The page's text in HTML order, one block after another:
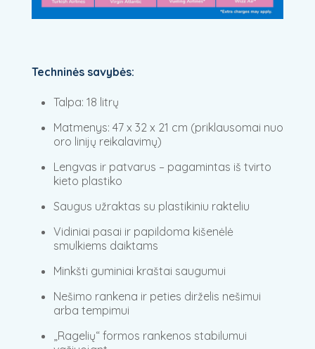
Techninės savybės:
Talpa: 18 litrų
Matmenys: 47 x 32 x 21 cm (priklausomai nuo
oro linijų reikalavimų)
Lengvas ir patvarus – pagamintas iš tvirto
kieto plastiko
Saugus užraktas su plastikiniu rakteliu
Vidiniai pasai ir papildoma kišenėlė
smulkiems daiktams
Minkšti guminiai kraštai saugumui
Nešimo rankena ir peties dirželis nešimui
arba tempimui
„Ragelių“ formos rankenos stabilumui